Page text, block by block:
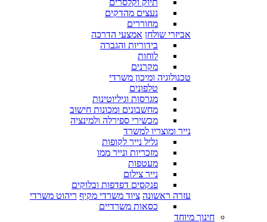
תיוק וקלסרים
נעצים מהדקים
מחוררים
אביזרי שולחן אמצעי הדרכה
בידוריות והגברה
לוחות
מקרנים
טכנולוגיה ומיכון משרדי
טלפונים
מגרסות וגיליוטינות
מחשבונים ומכונות חישוב
מכשירי ספירלה ולמינציה
נייר ומוצריו למשרד
גליל נייר לקופות
מזכריות ונייר ממו
מעטפות
נייר צילום
פנקסים דפדפות ובלוקים
עזרה ראשונה ציוד משרדי מקיף ריהוט משרדי
כסאות משרדיים
חינוך מיוחד